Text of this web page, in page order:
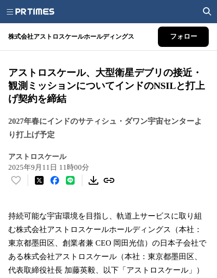
株式会社アストロスケールホールディングス フォロー
アストロスケール、大型衛星デブリの接近・
観測ミッションについてインドのNSILと打上
げ契約を締結
2027年春にインドのサティシュ・ダワン宇宙センターよ
り打上げ予定
アストロスケール
2025年9月11日 11時00分
い
！
数
を
読
み
込
み
持続可能な宇宙環境を目指し、軌道上サービスに取り組
む株式会社アストロスケールホールディングス（本社：
東京都墨田区、創業者兼 CEO 岡田光信）の日本子会社で
ある株式会社アストロスケール（本社：東京都墨田区、
代表取締役社長 加藤英毅、以下「アストロスケール」）